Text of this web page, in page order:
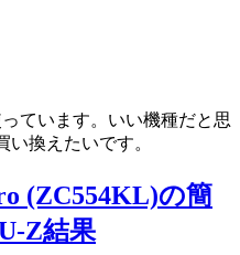
っています。いい機種だと思
換えたいです。
(ZC554KL)の簡
Z結果